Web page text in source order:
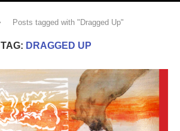
Posts tagged with "Dragged Up"
TAG: DRAGGED UP